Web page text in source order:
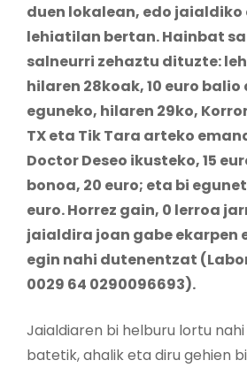
duen lokalean, edo
lehiatilan bertan. Hainbat
salneurri zehaztu dituzte:
hilaren 28koak, 10 euro
eguneko, hilaren 29ko,
TX eta Tik Tara arteko
Doctor Deseo ikusteko, 15
bonoa, 20 euro; eta bi
euro. Horrez gain, 0 lerroa
jaialdira joan gabe ekarpen
egin nahi dutenentzat
0029 64 0290096693).
Jaialdiaren bi helburu lortu
batetik, ahalik eta diru gehien